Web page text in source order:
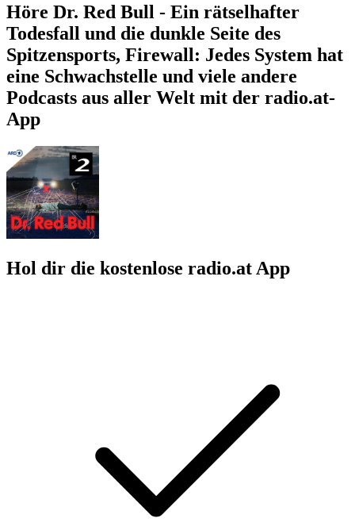
Höre Dr. Red Bull - Ein rätselhafter
Todesfall und die dunkle Seite des
Spitzensports, Firewall: Jedes System hat
eine Schwachstelle und viele andere
Podcasts aus aller Welt mit der radio.at-
App
Hol dir die kostenlose radio.at App